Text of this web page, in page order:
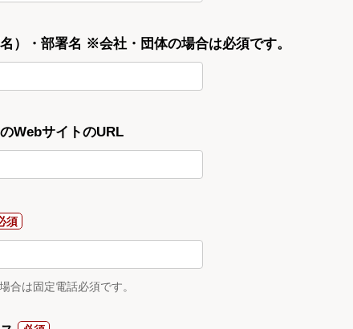
）・部署名 ※会社・団体の場合は必須です。
WebサイトのURL
合は固定電話必須です。